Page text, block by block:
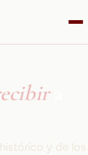
a
y de los